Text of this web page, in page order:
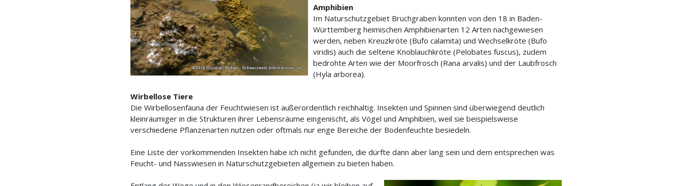
Amphibien
Im Naturschutzgebiet Bruchgraben konnten von den 18 in Baden-
Württemberg heimischen Amphibienarten 12 Arten nachgewiesen
werden, neben Kreuzkröte (Bufo calamita) und Wechselkröte (Bufo
viridis) auch die seltene Knoblauchkröte (Pelobates fuscus), zudem
bedrohte Arten wie der Moorfrosch (Rana arvalis) und der Laubfrosch
(Hyla arborea).
Wirbellose Tiere
Die Wirbellosenfauna der Feuchtwiesen ist außerordentlich reichhaltig. Insekten und Spinnen sind überwiegend deutlich
kleinräumiger in die Strukturen ihrer Lebensräume eingenischt, als Vögel und Amphibien, weil sie beispielsweise
verschiedene Pflanzenarten nutzen oder oftmals nur enge Bereiche der Bodenfeuchte besiedeln.
Eine Liste der vorkommenden Insekten habe ich nicht gefunden, die dürfte dann aber lang sein und dem entsprechen was
Feucht- und Nasswiesen in Naturschutzgebieten allgemein zu bieten haben.